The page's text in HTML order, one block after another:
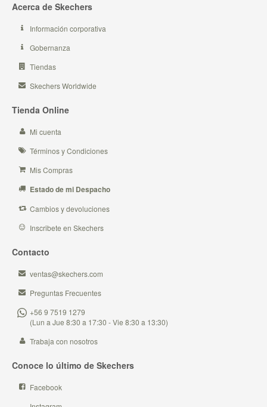
Acerca de Skechers
Información corporativa
Gobernanza
Tiendas
Skechers Worldwide
Tienda Online
Mi cuenta
Términos y Condiciones
Mis Compras
Estado de mi Despacho
Cambios y devoluciones
Inscribete en Skechers
Contacto
ventas@skechers.com
Preguntas Frecuentes
+56 9 7519 1279
(Lun a Jue 8:30 a 17:30 - Vie 8:30 a 13:30)
Trabaja con nosotros
Conoce lo último de Skechers
Facebook